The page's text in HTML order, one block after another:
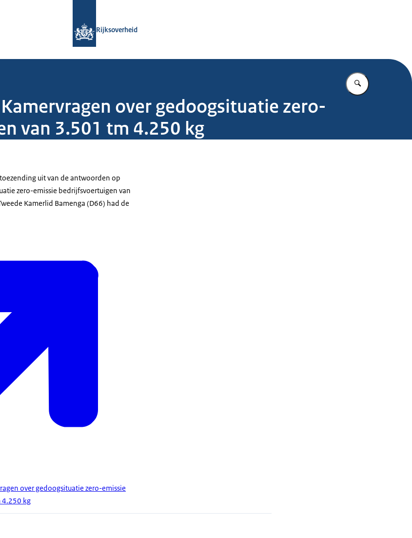
Rijksoverheid
Vul in wat u
over gedoogsituatie zero-
van 3.501 tm 4.250 kg
uit van de antwoorden op
zero-emissie bedrijfsvoertuigen van
Kamerlid Bamenga (D66) had de
over gedoogsituatie zero-emissie
4.250 kg